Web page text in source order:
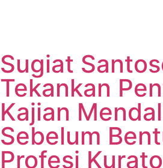
Sugiat
Tekankan
Kajian
Sebelum
Profesi